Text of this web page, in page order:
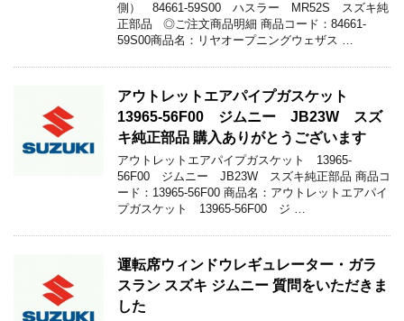
側） 84661-59S00 ハスラー MR52S スズキ純
正部品 ◎ご注文商品明細 商品コード：84661-
59S00商品名：リヤオープニングウェザス …
アウトレットエアパイプガスケット
13965-56F00 ジムニー JB23W スズ
キ純正部品 購入ありがとうございます
アウトレットエアパイプガスケット 13965-
56F00 ジムニー JB23W スズキ純正部品 商品コ
ード：13965-56F00 商品名：アウトレットエアパイ
プガスケット 13965-56F00 ジ …
運転席ウィンドウレギュレーター・ガラ
スラン スズキ ジムニー 質問をいただきま
した